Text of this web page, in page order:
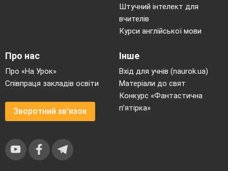
Штучний інтелект для
вчителів
Курси англійської мови
Про нас
Про «На Урок»
Співпраця закладів освіти
Зворотний зв'язок
Інше
Вхід для учнів (naurok.ua)
Матеріали до свят
Конкурс «Фантастична
п’ятірка»